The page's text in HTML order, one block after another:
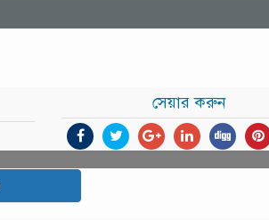
সেয়ার করুন